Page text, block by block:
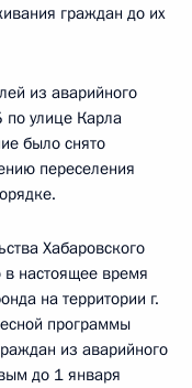
граждан до их
из аварийного
по улице Карла
было снято
переселения
Хабаровского
настоящее время
на территории г.
программы
из аварийного
до 1 января